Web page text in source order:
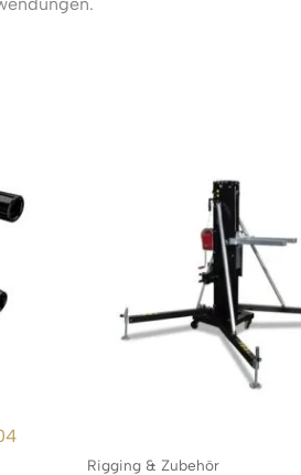
Rigging & Zubehör